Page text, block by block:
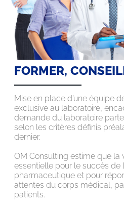
FORMER,
Mise en place d’une équipe
exclusive au laboratoire,
demande du laboratoire
selon les critères définis
dernier.
OM Consulting estime que la
essentielle pour le succès de
pharmaceutique et pour
attentes du corps médical,
patients.